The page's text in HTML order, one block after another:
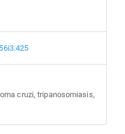
cruzi, tripanosomiasis,